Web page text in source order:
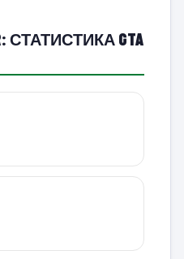
СТАТИСТИКА GTA